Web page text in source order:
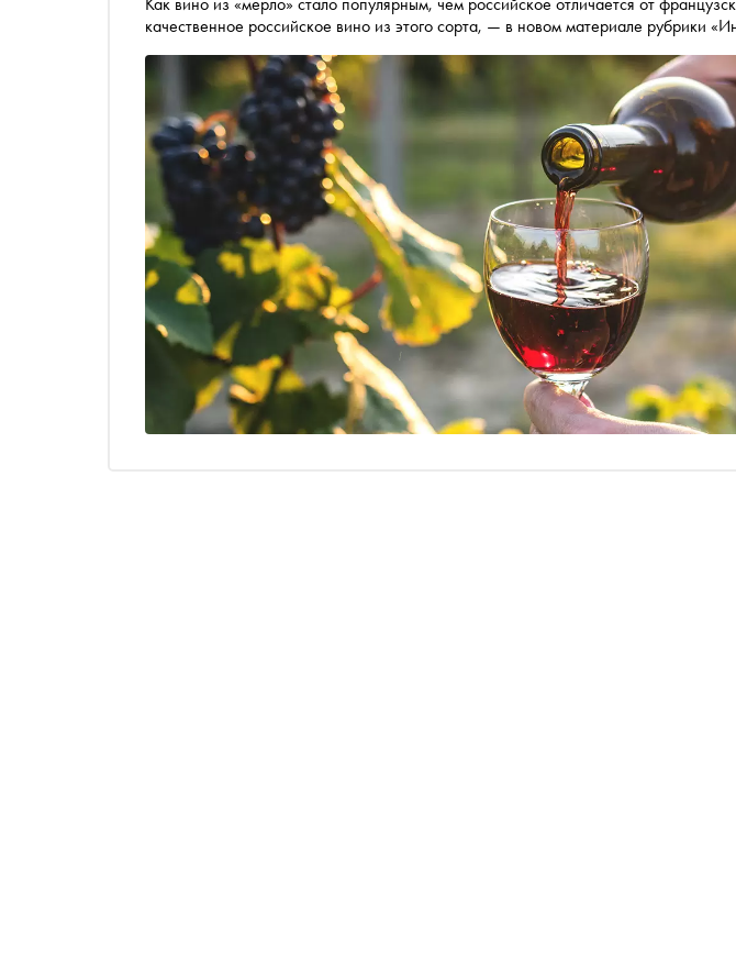
качественное российское вино из этого сорта, — в новом материале рубрики